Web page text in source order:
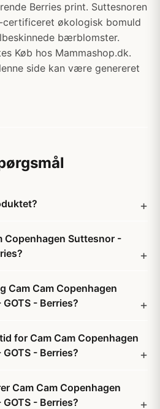
Berries print. Suttesnoren
certificeret økologisk bomuld
bærblomster.
Køb hos Mammashop.dk.
side kan være genereret
Copenhagen Suttesnor -
Cam Cam Copenhagen
- Berries?
for Cam Cam Copenhagen
- Berries?
Cam Cam Copenhagen
- Berries?